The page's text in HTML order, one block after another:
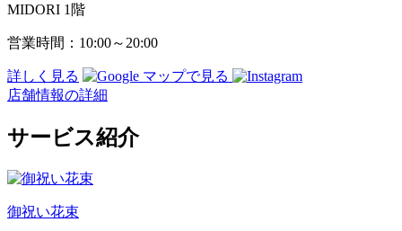
MIDORI 1階
営業時間：10:00～20:00
詳しく見る
店舗情報の詳細
サービス紹介
御祝い花束